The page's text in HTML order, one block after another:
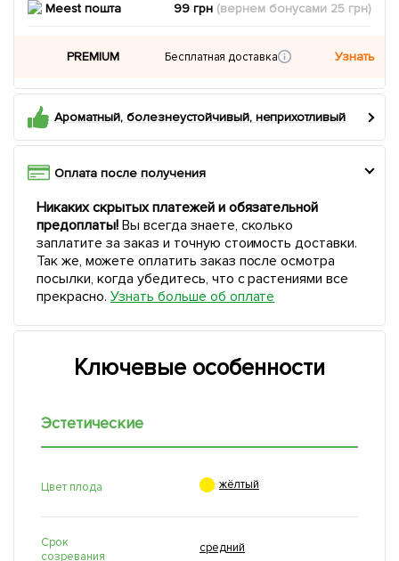
Meest пошта 99 грн (вернем бонусами 25 грн)
PREMIUM Бесплатная доставка Узнать
Ароматный, болезнеустойчивый, неприхотливый
Оплата после получения
Никаких скрытых платежей и обязательной
предоплаты!Вы всегда знаете, сколько
заплатите за заказ и точную стоимость доставки.
Так же, можете оплатить заказ после осмотра
посылки, когда убедитесь, что с растениями все
прекрасно. Узнать больше об оплате
Ключевые особенности
Эстетические
Цвет плода  жёлтый
Срок
созревания
средний